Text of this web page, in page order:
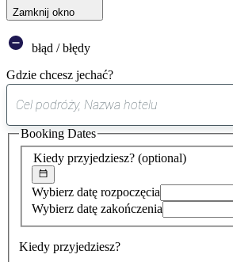
Zamknij okno
błąd / błędy
Gdzie chcesz jechać?
sugestia
została
znaleziona
Kiedy przyjedziesz? (optional)
Wybierz datę rozpoczęcia
Wybierz datę zakończenia
Kiedy przyjedziesz?
Booking Dates